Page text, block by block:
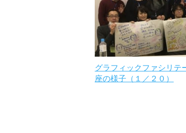
グラフィックファシリテ
座の様子（１／２０）